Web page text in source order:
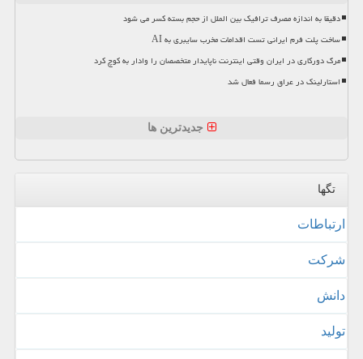
دقیقا به اندازه مصرف ترافیک بین الملل از حجم بسته کسر می شود
ساخت پلت فرم ایرانی تست اقدامات مخرب سایبری به AI
مرگ دورکاری در ایران وقتی اینترنت ناپایدار متخصصان را وادار به کوچ کرد
استارلینک در عراق رسما فعال شد
جدیدترین ها
تگها
ارتباطات
شركت
دانش
تولید